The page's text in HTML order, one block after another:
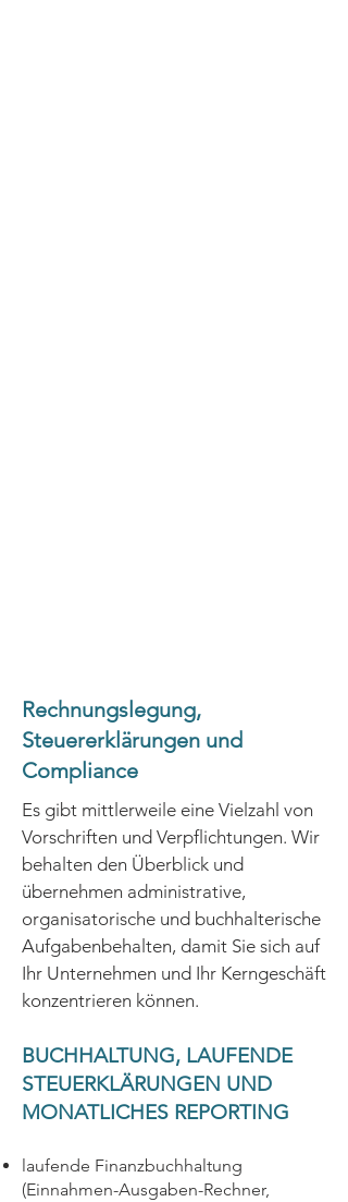
Rechnungslegung,
Steuererklärungen und
Compliance
Es gibt mittlerweile eine Vielzahl von
Vorschriften und Verpflichtungen. Wir
behalten den Überblick und
übernehmen administrative,
organisatorische und buchhalterische
Aufgabenbehalten, damit Sie sich auf
Ihr Unternehmen und Ihr Kerngeschäft
konzentrieren können.
BUCHHALTUNG, LAUFENDE
STEUERKLÄRUNGEN UND
MONATLICHES REPORTING
laufende Finanzbuchhaltung
(Einnahmen-Ausgaben-Rechner,